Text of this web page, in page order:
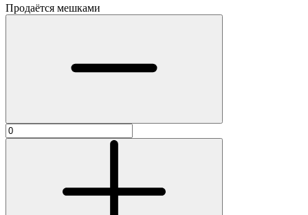
Продаётся мешками